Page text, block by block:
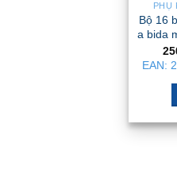
PHỤ
Bộ 16
a bida
EAN: